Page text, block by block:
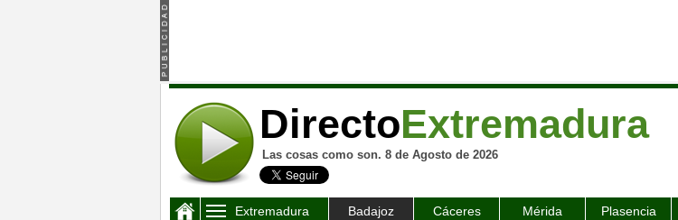
DirectoExtremadura
Las cosas como son. 8 de Agosto de 2026
Extremadura Badajoz Cáceres Mérida Plasencia